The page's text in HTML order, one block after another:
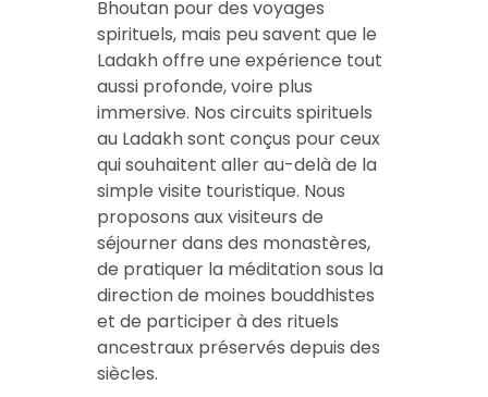
Bhoutan pour des voyages
spirituels, mais peu savent que le
Ladakh offre une expérience tout
aussi profonde, voire plus
immersive. Nos circuits spirituels
au Ladakh sont conçus pour ceux
qui souhaitent aller au-delà de la
simple visite touristique. Nous
proposons aux visiteurs de
séjourner dans des monastères,
de pratiquer la méditation sous la
direction de moines bouddhistes
et de participer à des rituels
ancestraux préservés depuis des
siècles.